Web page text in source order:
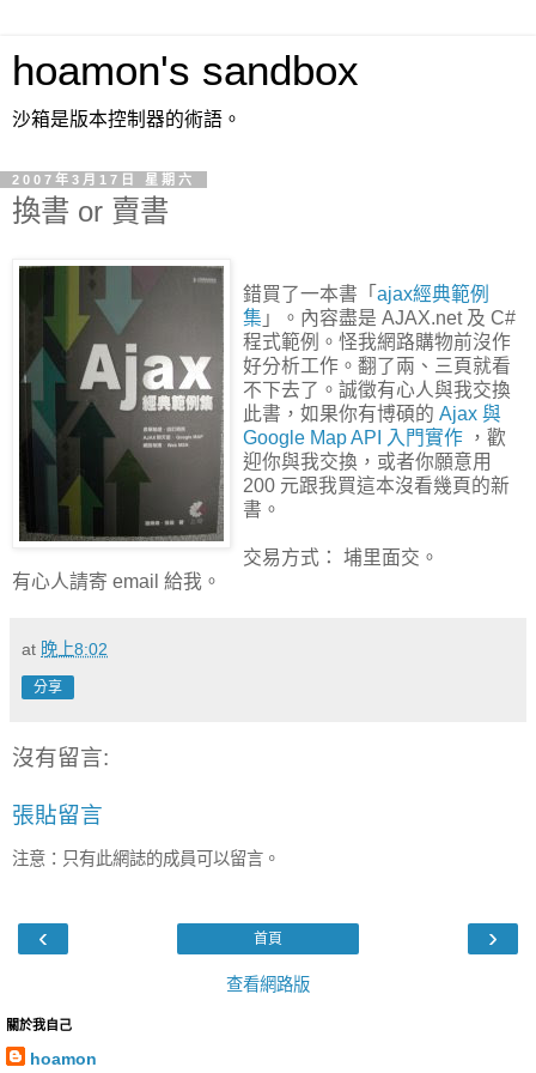
hoamon's sandbox
沙箱是版本控制器的術語。
2007年3月17日 星期六
換書 or 賣書
錯買了一本書「 ajax經典範例
集 」。內容盡是 AJAX.net 及 C#
程式範例。怪我網路購物前沒作
好分析工作。翻了兩、三頁就看
不下去了。誠徵有心人與我交換
此書，如果你有博碩的 Ajax 與
Google Map API 入門實作 ，歡
迎你與我交換，或者你願意用
200 元跟我買這本沒看幾頁的新
書。
交易方式： 埔里面交。
有心人請寄 email 給我。
at 晚上8:02
分享
沒有留言:
張貼留言
注意：只有此網誌的成員可以留言。
‹ ›
首頁
查看網路版
關於我自己
hoamon